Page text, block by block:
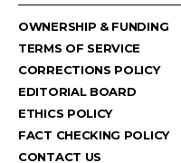
OWNERSHIP & FUNDING
TERMS OF SERVICE
CORRECTIONS POLICY
EDITORIAL BOARD
ETHICS POLICY
FACT CHECKING POLICY
CONTACT US